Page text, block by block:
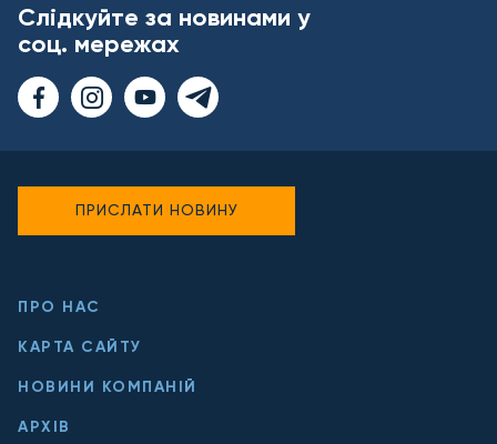
Слідкуйте за новинами у
соц. мережах
ПРО НАС
КАРТА САЙТУ
НОВИНИ КОМПАНІЙ
АРХІВ
ПРИСЛАТИ НОВИНУ